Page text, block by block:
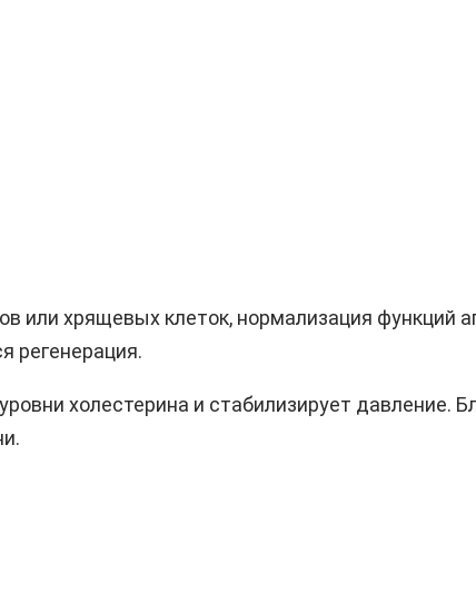
или хрящевых клеток, нормализация функций
регенерация.
холестерина и стабилизирует давление.